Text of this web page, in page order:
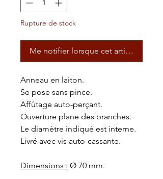
Rupture de stock
Me notifier lorsque cet article est
Anneau en laiton.
Se pose sans pince.
Affûtage auto-perçant.
Ouverture plane des branches.
Le diamètre indiqué est interne.
Livré avec vis auto-cassante.
Dimensions : Ø 70 mm.